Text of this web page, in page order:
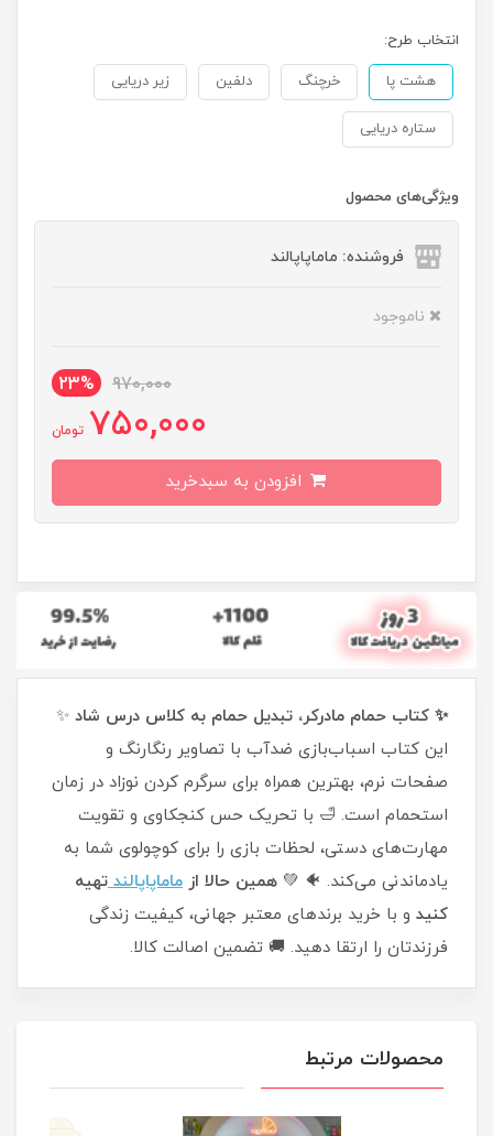
انتخاب طرح:
هشت پا خرچنگ دلفین زیر دریایی
ستاره دریایی
ویژگی‌های محصول
فروشنده: ماماپاپالند
ناموجود
970,000
23%
750,000 تومان
✨ کتاب حمام مادرکر، تبدیل حمام به کلاس درس شاد ✨
این کتاب اسباب‌بازی ضدآب با تصاویر رنگارنگ و
صفحات نرم، بهترین همراه برای سرگرم کردن نوزاد در زمان
استحمام است. 🛁 با تحریک حس کنجکاوی و تقویت
مهارت‌های دستی، لحظات بازی را برای کوچولوی شما به
یادماندنی می‌کند. 🐠 💚 همین حالا از ماماپاپالندتهیه
کنید و با خرید برندهای معتبر جهانی، کیفیت زندگی
فرزندتان را ارتقا دهید. 🚚 تضمین اصالت کالا.
محصولات مرتبط